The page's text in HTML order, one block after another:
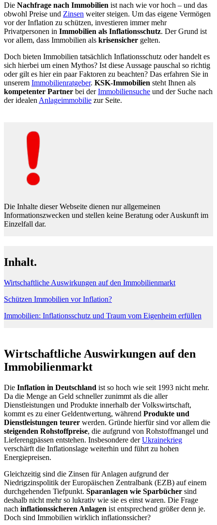
Die Nachfrage nach Immobilien ist nach wie vor hoch – und das
obwohl Preise und Zinsen weiter steigen. Um das eigene Vermögen
vor der Inflation zu schützen, investieren immer mehr
Privatpersonen in Immobilien als Inflationsschutz. Der Grund ist
vor allem, dass Immobilien als krisensicher gelten.
Doch bieten Immobilien tatsächlich Inflationsschutz oder handelt es
sich hierbei um einen Mythos? Ist diese Aussage pauschal so richtig
oder gilt es hier ein paar Faktoren zu beachten? Das erfahren Sie in
unserem Immobilienratgeber. KSK-Immobilien steht Ihnen als
kompetenter Partner bei derImmobiliensuche und der Suche nach
der idealen Anlageimmobilie zur Seite.
Die Inhalte dieser Webseite dienen nur allgemeinen
Informationszwecken und stellen keine Beratung oder Auskunft im
Einzelfall dar.
Inhalt.
Wirtschaftliche Auswirkungen auf den Immobilienmarkt
Schützen Immobilien vor Inflation?
Immobilien: Inflationsschutz und Traum vom Eigenheim erfüllen
Wirtschaftliche Auswirkungen auf den
Immobilienmarkt
Die Inflation in Deutschland ist so hoch wie seit 1993 nicht mehr.
Da die Menge an Geld schneller zunimmt als die aller
Dienstleistungen und Produkte innerhalb der Volkswirtschaft,
kommt es zu einer Geldentwertung, während Produkte und
Dienstleistungen teurer werden. Gründe hierfür sind vor allem die
steigenden Rohstoffpreise, die aufgrund von Rohstoffmangel und
Lieferengpässen entstehen. Insbesondere derUkrainekrieg
verschärft die Inflationslage weiterhin und führt zu hohen
Energiepreisen.
Gleichzeitig sind die Zinsen für Anlagen aufgrund der
Niedrigzinspolitik der Europäischen Zentralbank (EZB) auf einem
durchgehenden Tiefpunkt. Sparanlagen wie Sparbücher sind
deshalb nicht mehr so lukrativ wie sie es einst waren. Die Frage
nach inflationssicheren Anlagen ist entsprechend größer denn je.
Doch sind Immobilien wirklich inflationssicher?